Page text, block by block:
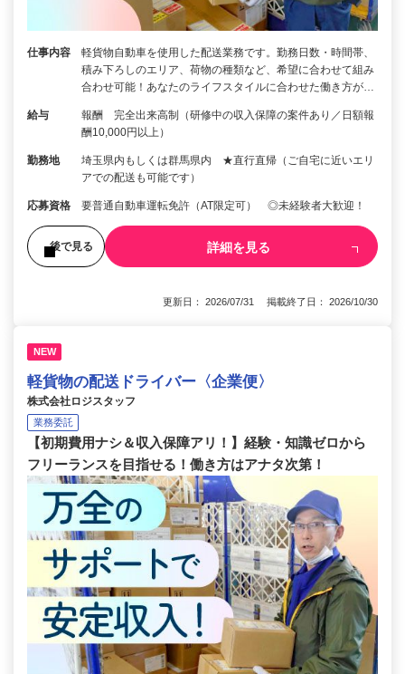
仕事内容
軽貨物自動車を使用した配送業務です。勤務日数・時間帯、
積み下ろしのエリア、荷物の種類など、希望に合わせて組み
合わせ可能！あなたのライフスタイルに合わせた働き方が…
給与
報酬 完全出来高制（研修中の収入保障の案件あり／日額報
酬10,000円以上）
勤務地
埼玉県内もしくは群馬県内 ★直行直帰（ご自宅に近いエリ
アでの配送も可能です）
応募資格 要普通自動車運転免許（AT限定可） ◎未経験者大歓迎！
後で見る 詳細を見る
更新日： 2026/07/31 掲載終了日： 2026/10/30
NEW
軽貨物の配送ドライバー〈企業便〉
株式会社ロジスタッフ
業務委託
【初期費用ナシ＆収入保障アリ！】経験・知識ゼロから
フリーランスを目指せる！働き方はアナタ次第！